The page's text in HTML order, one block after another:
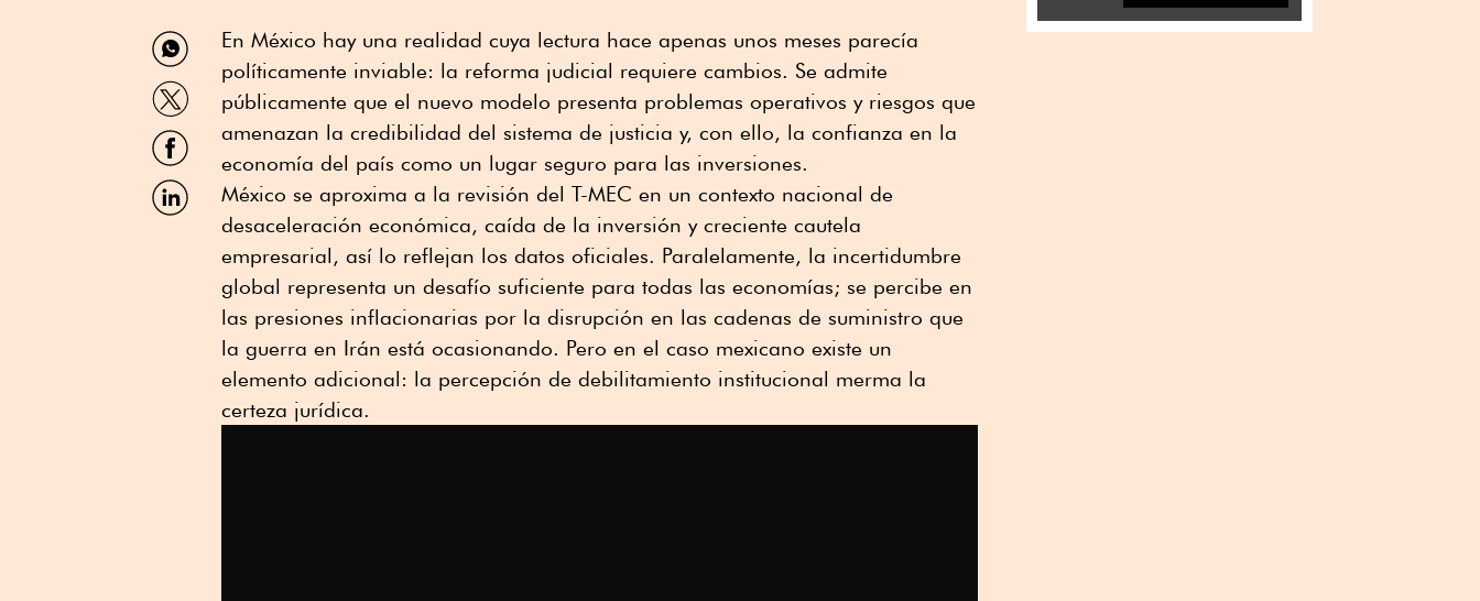
Compartir
por
WhatsApp
Compartir
por
Twitter
Compartir
por
Facebook
Compartir
por
En México hay una realidad cuya lectura hace apenas unos meses parecía
políticamente inviable: la reforma judicial requiere cambios. Se admite
públicamente que el nuevo modelo presenta problemas operativos y riesgos que
amenazan la credibilidad del sistema de justicia y, con ello, la confianza en la
economía del país como un lugar seguro para las inversiones.
México se aproxima a la revisión del T-MEC en un contexto nacional de
desaceleración económica, caída de la inversión y creciente cautela
empresarial, así lo reflejan los datos oficiales. Paralelamente, la incertidumbre
global representa un desafío suficiente para todas las economías; se percibe en
las presiones inflacionarias por la disrupción en las cadenas de suministro que
la guerra en Irán está ocasionando. Pero en el caso mexicano existe un
elemento adicional: la percepción de debilitamiento institucional merma la
certeza jurídica.